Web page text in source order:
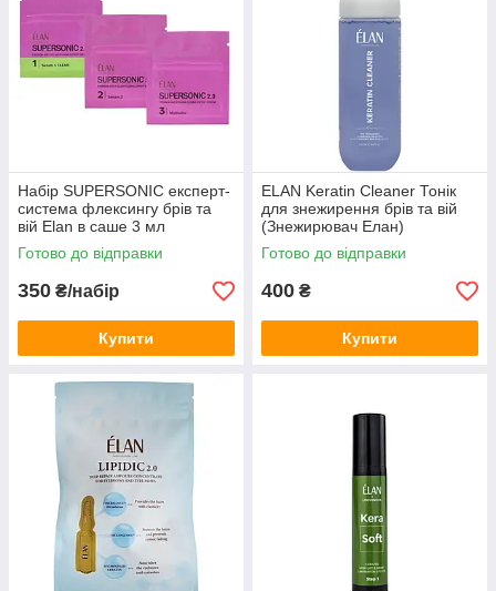
Набір SUPERSONIC експерт-
система флексингу брів та
вій Elan в саше 3 мл
Готово до відправки
350 ₴/набір
Купити
ELAN Keratin Cleaner Тонік
для знежирення брів та вій
(Знежирювач Елан)
Готово до відправки
400 ₴
Купити